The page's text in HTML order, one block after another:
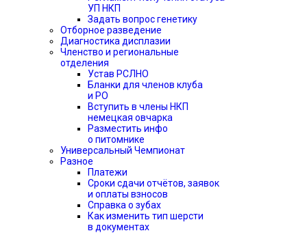
УП НКП
Задать вопрос генетику
Отборное разведение
Диагностика дисплазии
Членство и региональные
отделения
Устав РСЛНО
Бланки для членов клуба
и РО
Вступить в члены НКП
немецкая овчарка
Разместить инфо
о питомнике
Универсальный Чемпионат
Разное
Платежи
Сроки сдачи отчётов, заявок
и оплаты взносов
Справка о зубах
Как изменить тип шерсти
в документах